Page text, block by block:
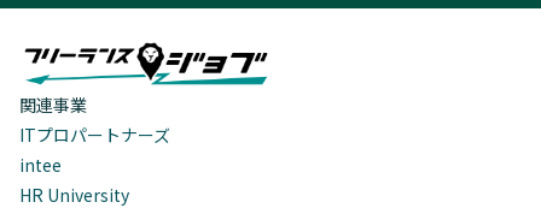
関連事業
ITプロパートナーズ
intee
HR University